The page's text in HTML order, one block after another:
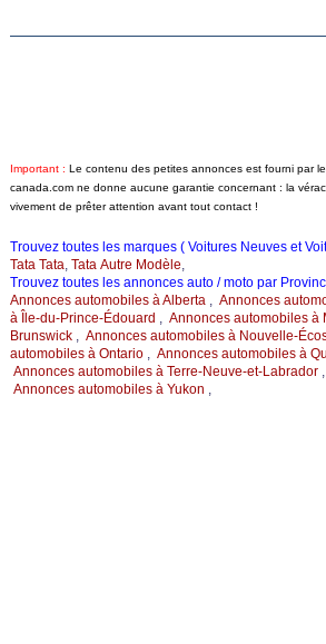
Important : Le contenu des petites annonces est fourni par
canada.com ne donne aucune garantie concernant : la
vivement de prêter attention avant tout contact !
Trouvez toutes les marques ( Voitures Neuves et
Tata Tata, Tata Autre Modèle,
Trouvez toutes les annonces auto / moto par
Annonces automobiles à Alberta, Annonces
à Île-du-Prince-Édouard , Annonces automobiles à
Brunswick, Annonces automobiles à Nouvelle-
automobiles à Ontario, Annonces automobiles à
Annonces automobiles à Terre-Neuve-et-Labrador,
Annonces automobiles à Yukon ,